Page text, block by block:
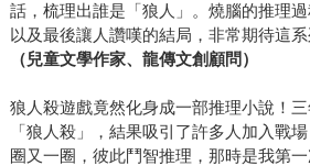
話，梳理出誰是「狼人」。燒腦的推理
以及最後讓人讚嘆的結局，非常期待這
（兒童文學作家、龍傳文創顧問）
狼人殺遊戲竟然化身成一部推理小說！
「狼人殺」，結果吸引了許多人加入戰
圈又一圈，彼此鬥智推理，那時是我第